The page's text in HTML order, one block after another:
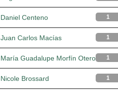
1
Daniel Centeno
1
Juan Carlos Macías
1
María Guadalupe Morfín Otero
1
Nicole Brossard